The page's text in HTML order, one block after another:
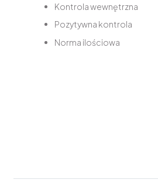
Kontrola wewnętrzna
Pozytywna kontrola
Norma ilościowa